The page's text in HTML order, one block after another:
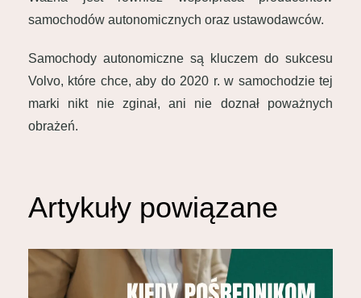
samochodów autonomicznych oraz ustawodawców.
Samochody autonomiczne są kluczem do sukcesu
Volvo, które chce, aby do 2020 r. w samochodzie tej
marki nikt nie zginał, ani nie doznał poważnych
obrażeń.
Artykuły powiązane